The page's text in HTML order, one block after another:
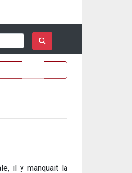
il y manquait la